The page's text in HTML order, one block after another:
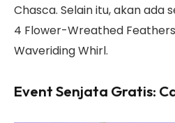
Chasca. Selain itu, akan ada
4 Flower-Wreathed
Waveriding Whirl.
Event Senjata Gratis: